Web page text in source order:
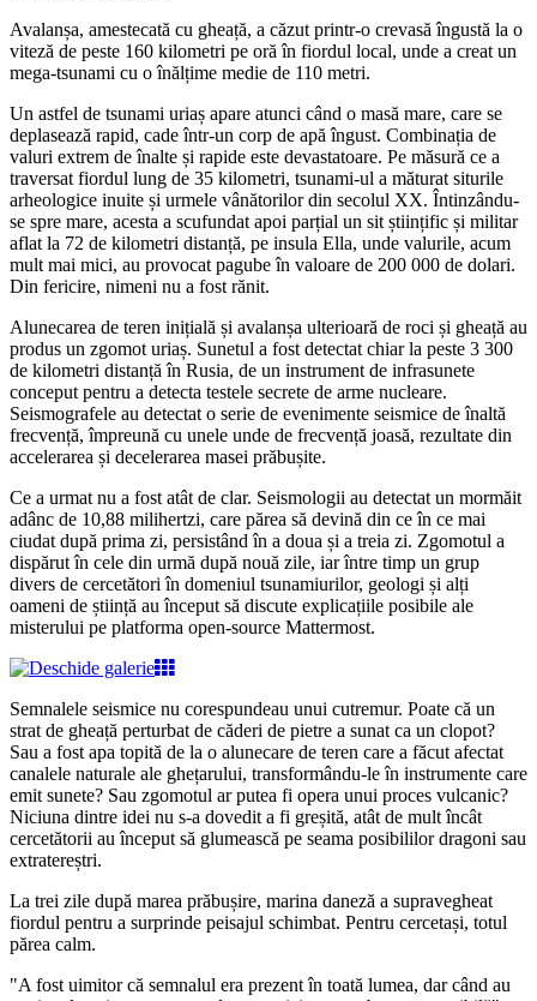
Avalanșa, amestecată cu gheață, a căzut printr-o crevasă îngustă la o
viteză de peste 160 kilometri pe oră în fiordul local, unde a creat un
mega-tsunami cu o înălțime medie de 110 metri.
Un astfel de tsunami uriaș apare atunci când o masă mare, care se
deplasează rapid, cade într-un corp de apă îngust. Combinația de
valuri extrem de înalte și rapide este devastatoare. Pe măsură ce a
traversat fiordul lung de 35 kilometri, tsunami-ul a măturat siturile
arheologice inuite și urmele vânătorilor din secolul XX. Întinzându-
se spre mare, acesta a scufundat apoi parțial un sit științific și militar
aflat la 72 de kilometri distanță, pe insula Ella, unde valurile, acum
mult mai mici, au provocat pagube în valoare de 200 000 de dolari.
Din fericire, nimeni nu a fost rănit.
Alunecarea de teren inițială și avalanșa ulterioară de roci și gheață au
produs un zgomot uriaș. Sunetul a fost detectat chiar la peste 3 300
de kilometri distanță în Rusia, de un instrument de infrasunete
conceput pentru a detecta testele secrete de arme nucleare.
Seismografele au detectat o serie de evenimente seismice de înaltă
frecvență, împreună cu unele unde de frecvență joasă, rezultate din
accelerarea și decelerarea masei prăbușite.
Ce a urmat nu a fost atât de clar. Seismologii au detectat un mormăit
adânc de 10,88 milihertzi, care părea să devină din ce în ce mai
ciudat după prima zi, persistând în a doua și a treia zi. Zgomotul a
dispărut în cele din urmă după nouă zile, iar între timp un grup
divers de cercetători în domeniul tsunamiurilor, geologi și alți
oameni de știință au început să discute explicațiile posibile ale
misterului pe platforma open-source Mattermost.
Semnalele seismice nu corespundeau unui cutremur. Poate că un
strat de gheață perturbat de căderi de pietre a sunat ca un clopot?
Sau a fost apa topită de la o alunecare de teren care a făcut afectat
canalele naturale ale ghețarului, transformându-le în instrumente care
emit sunete? Sau zgomotul ar putea fi opera unui proces vulcanic?
Niciuna dintre idei nu s-a dovedit a fi greșită, atât de mult încât
cercetătorii au început să glumească pe seama posibililor dragoni sau
extratereștri.
La trei zile după marea prăbușire, marina daneză a supravegheat
fiordul pentru a surprinde peisajul schimbat. Pentru cercetași, totul
părea calm.
"A fost uimitor că semnalul era prezent în toată lumea, dar când au